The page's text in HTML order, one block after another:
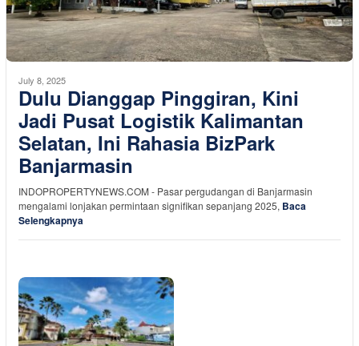
July 8, 2025
Dulu Dianggap Pinggiran, Kini
Jadi Pusat Logistik Kalimantan
Selatan, Ini Rahasia BizPark
Banjarmasin
INDOPROPERTYNEWS.COM - Pasar pergudangan di Banjarmasin
mengalami lonjakan permintaan signifikan sepanjang 2025, Baca
Selengkapnya